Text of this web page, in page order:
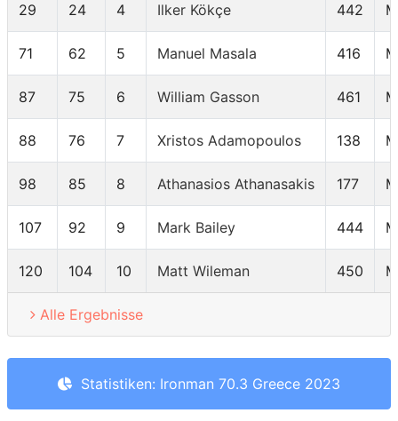
29 24 4 Ilker Kökçe 442
71 62 5 Manuel Masala 416
87 75 6 William Gasson 461
88 76 7 Xristos Adamopoulos 138
98 85 8 Athanasios Athanasakis 177
107 92 9 Mark Bailey 444
120 104 10 Matt Wileman 450
Alle Ergebnisse
Statistiken: Ironman 70.3 Greece 2023